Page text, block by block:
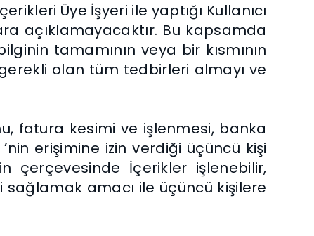
Üye İşyeri ile yaptığı Kullanıcı
açıklamayacaktır. Bu kapsamda
tamamının veya bir kısmının
olan tüm tedbirleri almayı ve
fatura kesimi ve işlenmesi, banka
erişimine izin verdiği üçüncü kişi
çerçevesinde İçerikler işlenebilir,
amacı ile üçüncü kişilere